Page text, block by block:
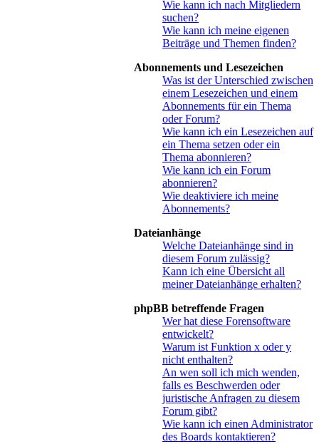
Wie kann ich nach Mitgliedern
suchen?
Wie kann ich meine eigenen
Beiträge und Themen finden?
Abonnements und Lesezeichen
Was ist der Unterschied zwischen
einem Lesezeichen und einem
Abonnements für ein Thema
oder Forum?
Wie kann ich ein Lesezeichen auf
ein Thema setzen oder ein
Thema abonnieren?
Wie kann ich ein Forum
abonnieren?
Wie deaktiviere ich meine
Abonnements?
Dateianhänge
Welche Dateianhänge sind in
diesem Forum zulässig?
Kann ich eine Übersicht all
meiner Dateianhänge erhalten?
phpBB betreffende Fragen
Wer hat diese Forensoftware
entwickelt?
Warum ist Funktion x oder y
nicht enthalten?
An wen soll ich mich wenden,
falls es Beschwerden oder
juristische Anfragen zu diesem
Forum gibt?
Wie kann ich einen Administrator
des Boards kontaktieren?